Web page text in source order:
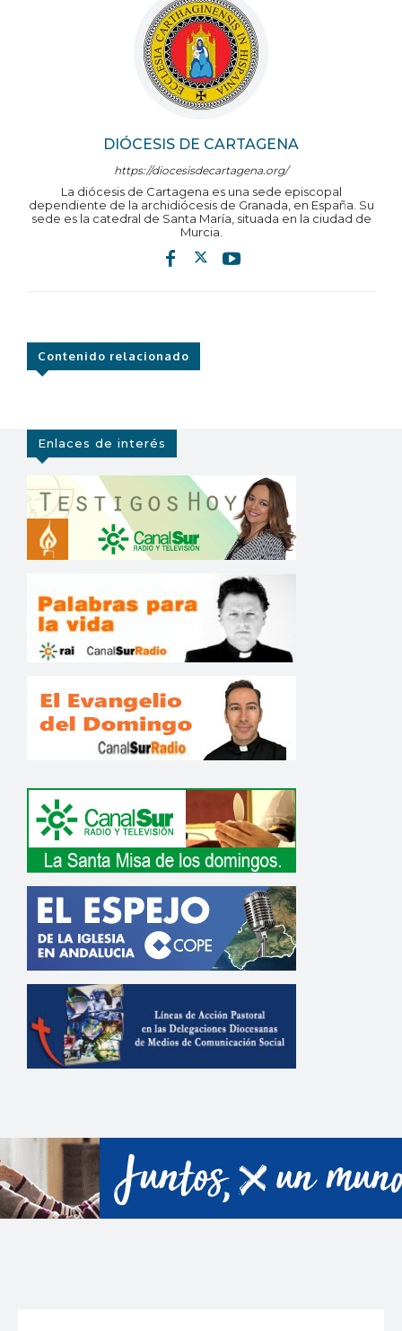
DIÓCESIS DE CARTAGENA
https://diocesisdecartagena.org/
La diócesis de Cartagena es una sede episcopal
dependiente de la archidiócesis de Granada, en España. Su
sede es la catedral de Santa María, situada en la ciudad de
Murcia.
Contenido relacionado
Enlaces de interés